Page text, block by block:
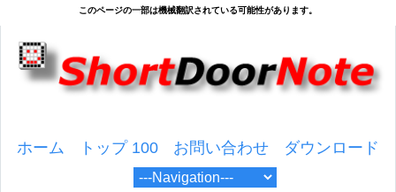
ホーム トップ 100 お問い合わせ ダウンロード